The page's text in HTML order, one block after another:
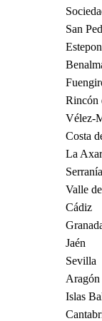
San
Rincón
Vélez-
Costa
La
Valle
Cádiz
Jaén
Sevilla
Aragón
Islas